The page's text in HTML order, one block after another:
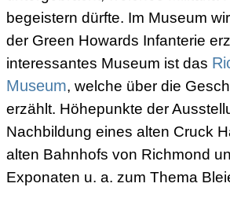
begeistern dürfte. Im Museum
der Green Howards Infanterie
interessantes Museum ist das
Museum, welche über die
erzählt. Höhepunkte der
Nachbildung eines alten Cruck
alten Bahnhofs von Richmond
Exponaten u. a. zum Thema